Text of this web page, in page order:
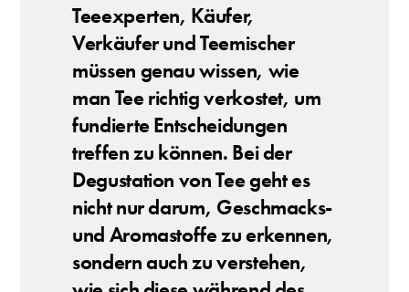
Teeexperten, Käufer,
Verkäufer und Teemischer
müssen genau wissen, wie
man Tee richtig verkostet, um
fundierte Entscheidungen
treffen zu können. Bei der
Degustation von Tee geht es
nicht nur darum, Geschmacks-
und Aromastoffe zu erkennen,
sondern auch zu verstehen,